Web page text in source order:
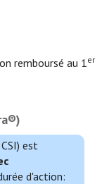
remboursé au 1er
est
d'action: